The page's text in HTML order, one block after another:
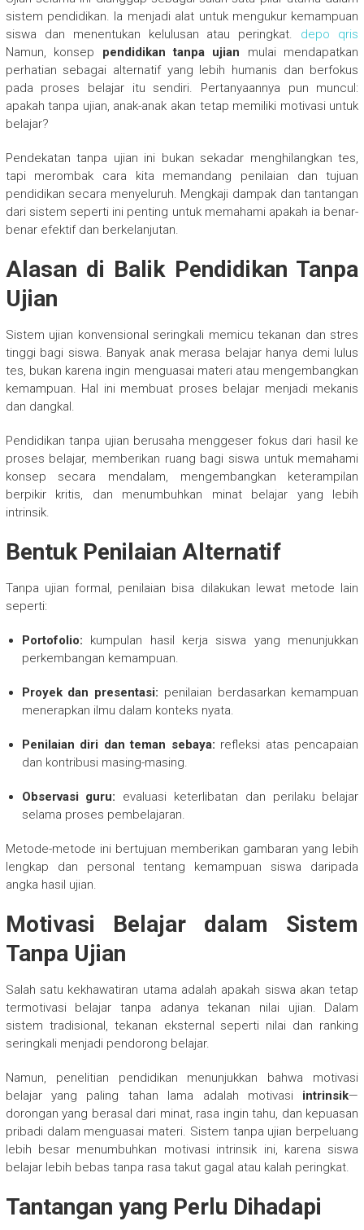
sistem pendidikan. Ia menjadi alat untuk mengukur kemampuan
siswa dan menentukan kelulusan atau peringkat. depo qris
Namun, konsep pendidikan tanpa ujian mulai mendapatkan
perhatian sebagai alternatif yang lebih humanis dan berfokus
pada proses belajar itu sendiri. Pertanyaannya pun muncul:
apakah tanpa ujian, anak-anak akan tetap memiliki motivasi untuk
belajar?
Pendekatan tanpa ujian ini bukan sekadar menghilangkan tes,
tapi merombak cara kita memandang penilaian dan tujuan
pendidikan secara menyeluruh. Mengkaji dampak dan tantangan
dari sistem seperti ini penting untuk memahami apakah ia benar-
benar efektif dan berkelanjutan.
Alasan di Balik Pendidikan Tanpa
Ujian
Sistem ujian konvensional seringkali memicu tekanan dan stres
tinggi bagi siswa. Banyak anak merasa belajar hanya demi lulus
tes, bukan karena ingin menguasai materi atau mengembangkan
kemampuan. Hal ini membuat proses belajar menjadi mekanis
dan dangkal.
Pendidikan tanpa ujian berusaha menggeser fokus dari hasil ke
proses belajar, memberikan ruang bagi siswa untuk memahami
konsep secara mendalam, mengembangkan keterampilan
berpikir kritis, dan menumbuhkan minat belajar yang lebih
intrinsik.
Bentuk Penilaian Alternatif
Tanpa ujian formal, penilaian bisa dilakukan lewat metode lain
seperti:
Portofolio: kumpulan hasil kerja siswa yang menunjukkan
perkembangan kemampuan.
Proyek dan presentasi: penilaian berdasarkan kemampuan
menerapkan ilmu dalam konteks nyata.
Penilaian diri dan teman sebaya: refleksi atas pencapaian
dan kontribusi masing-masing.
Observasi guru: evaluasi keterlibatan dan perilaku belajar
selama proses pembelajaran.
Metode-metode ini bertujuan memberikan gambaran yang lebih
lengkap dan personal tentang kemampuan siswa daripada
angka hasil ujian.
Motivasi Belajar dalam Sistem
Tanpa Ujian
Salah satu kekhawatiran utama adalah apakah siswa akan tetap
termotivasi belajar tanpa adanya tekanan nilai ujian. Dalam
sistem tradisional, tekanan eksternal seperti nilai dan ranking
seringkali menjadi pendorong belajar.
Namun, penelitian pendidikan menunjukkan bahwa motivasi
belajar yang paling tahan lama adalah motivasi intrinsik—
dorongan yang berasal dari minat, rasa ingin tahu, dan kepuasan
pribadi dalam menguasai materi. Sistem tanpa ujian berpeluang
lebih besar menumbuhkan motivasi intrinsik ini, karena siswa
belajar lebih bebas tanpa rasa takut gagal atau kalah peringkat.
Tantangan yang Perlu Dihadapi